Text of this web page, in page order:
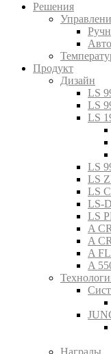
Решения
Продукт
Дизайн
LS
LS
LS
LS
LS
LS
LS-
LS
A
A
A
A
Награды